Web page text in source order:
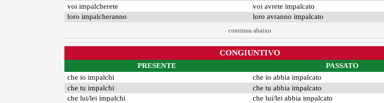
voi impalcherete
loro impalcheranno
voi avrete impalcato
loro avranno impalcato
continua abaixo
CONGIUNTIVO
PRESENTE
che io impalchi
che tu impalchi
che lui/lei impalchi
PASSATO
che io abbia impalcato
che tu abbia impalcato
che lui/lei abbia impalcato